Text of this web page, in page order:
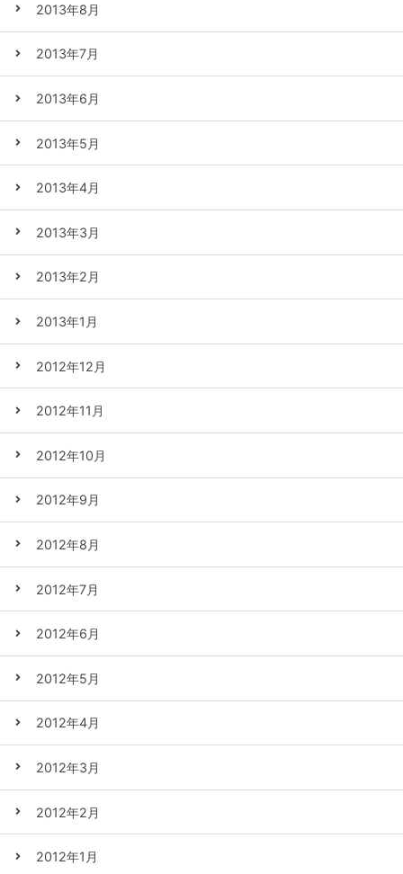
2013年8月
2013年7月
2013年6月
2013年5月
2013年4月
2013年3月
2013年2月
2013年1月
2012年12月
2012年11月
2012年10月
2012年9月
2012年8月
2012年7月
2012年6月
2012年5月
2012年4月
2012年3月
2012年2月
2012年1月